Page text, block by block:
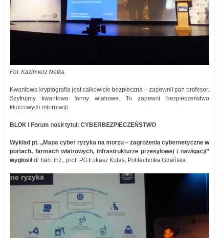
Fot. Kazimierz Netka.
Kwantowa kryptografia jest całkowicie bezpieczna – zapewnił pan profesor.
Szyfrujmy kwantowo farmy wiatrowe. To zapewni bezpieczeństwo
kluczowych informacji.
BLOK I Forum nosił tytuł: CYBERBEZPIECZEŃSTWO
Wykład pt. „Mapa cyber ryzyka na morzu – zagrożenia cybernetyczne w
portach, farmach wiatrowych, infrastrukturze przesyłowej i nawigacji”
wygłosiłdr hab. inż., prof. PG Łukasz Kulas, Politechnika Gdańska: